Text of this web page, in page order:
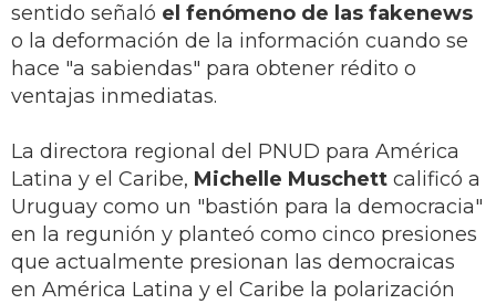
sentido señaló el fenómeno de las fakenews
o la deformación de la información cuando se
hace "a sabiendas" para obtener rédito o
ventajas inmediatas.
La directora regional del PNUD para América
Latina y el Caribe, Michelle Muschett calificó a
Uruguay como un "bastión para la democracia"
en la regunión y planteó como cinco presiones
que actualmente presionan las democraicas
en América Latina y el Caribe la polarización